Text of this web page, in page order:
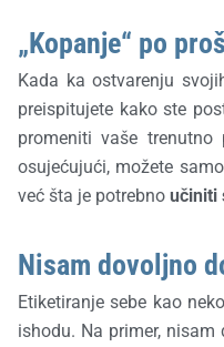
„Kopanje“ po
Kada ka ostvarenju
preispitujete kako ste
promeniti vaše
osujećujući, možete
već šta je potrebno učiniti
Nisam dovoljno
Etiketiranje sebe kao
ishodu. Na primer,